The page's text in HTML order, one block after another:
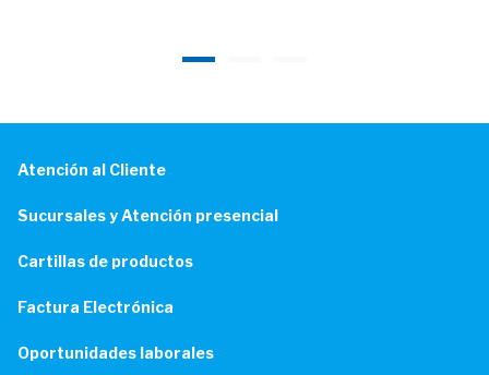
Atención al Cliente
Sucursales y Atención presencial
Cartillas de productos
Factura Electrónica
Oportunidades laborales